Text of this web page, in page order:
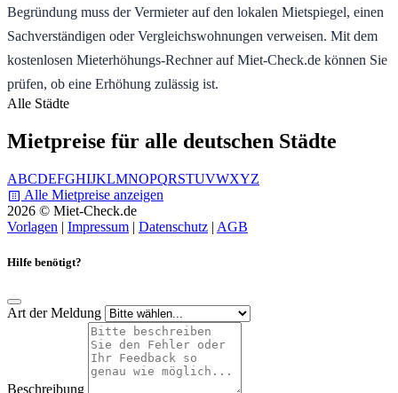
Begründung muss der Vermieter auf den lokalen Mietspiegel, einen
Sachverständigen oder Vergleichswohnungen verweisen. Mit dem
kostenlosen Mieterhöhungs-Rechner auf Miet-Check.de können Sie
prüfen, ob eine Erhöhung zulässig ist.
Alle Städte
Mietpreise für alle deutschen Städte
ABCDEFGHIJKLMNOPQRSTUVWXYZ
Alle Mietpreise anzeigen
2026 © Miet-Check.de
Vorlagen | Impressum | Datenschutz | AGB
Hilfe benötigt?
Art der Meldung
Beschreibung